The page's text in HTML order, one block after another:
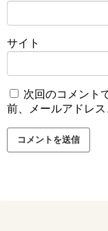
サイト
次回のコメント
前、メールアドレス